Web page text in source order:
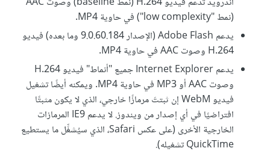
‏(‎نمط ‎"low complexity"‎) في حاوية MP4.
يدعم Adobe Flash (الإصدار 9.0.60.184 وما بعده) فيديو
H.264 وصوت AAC في حاوية MP4.
يدعم Internet Explorer جميع "أنماط" فيديو H.264
وصوت AAC أو MP3 في حاوية MP4. ويمكنه أيضًا تشغيل
فيديو WebM إن ثبتتَ مرمازًا خارجي، الذي لا يكون مثبتًا
افتراضيًا في أي إصدار من ويندوز. لا يدعم IE9 المرمازات
الخارجية الأخرى (على عكس Safari، الذي سيُشغِّل ما يستطيع
QuickTime تشغيله).